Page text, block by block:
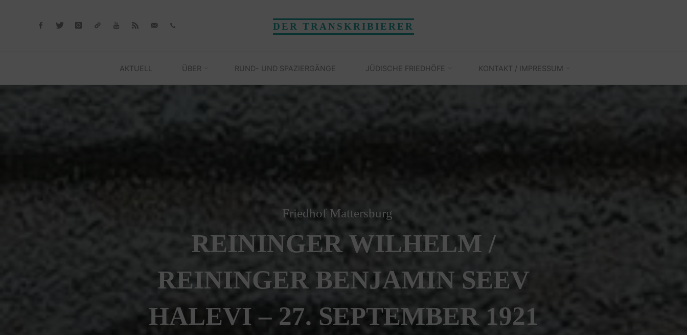
DER TRANSKRIBIERER
AKTUELL ÜBER RUND- UND SPAZIERGÄNGE JÜDISCHE FRIEDHÖFE KONTAKT / IMPRESSUM
Friedhof Mattersburg
REININGER WILHELM /
REININGER BENJAMIN SEEV
HALEVI – 27. SEPTEMBER 1921